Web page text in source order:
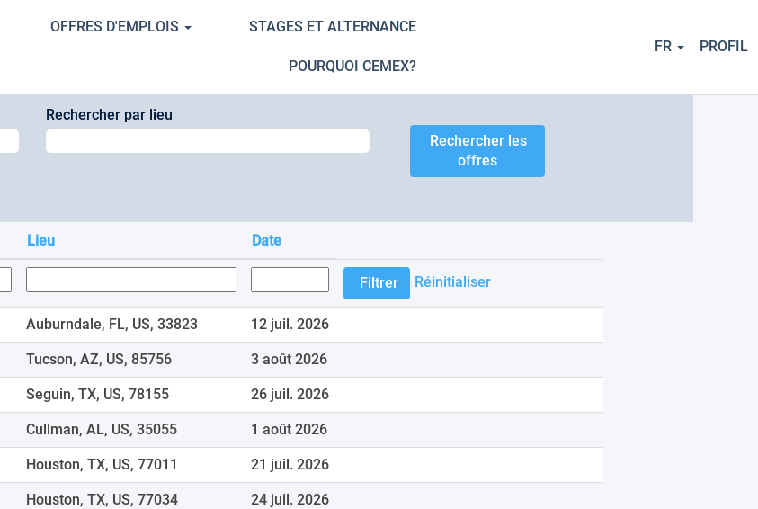
OFFRES D'EMPLOIS STAGES ET ALTERNANCE
POURQUOI CEMEX?
FR PROFIL
Rechercher par lieu
Lieu Date
Réinitialiser
Auburndale, FL, US, 33823 12 juil. 2026
Tucson, AZ, US, 85756 3 août 2026
Seguin, TX, US, 78155 26 juil. 2026
Cullman, AL, US, 35055 1 août 2026
Houston, TX, US, 77011 21 juil. 2026
Houston, TX, US, 77034 24 juil. 2026